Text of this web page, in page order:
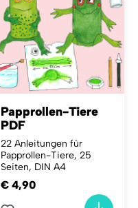
Papprollen-Tiere
PDF
22 Anleitungen für
Papprollen-Tiere, 25
Seiten, DIN A4
€ 4,90